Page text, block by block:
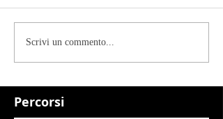
Percorsi
Scrivi un commento...